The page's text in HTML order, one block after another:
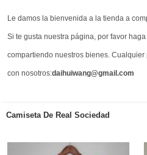
Le damos la bienvenida a la tienda a
Si te gusta nuestra página, por favor
compartiendo nuestros bienes.
con nosotros:daihuiwang@gmail.com
Camiseta De Real Sociedad